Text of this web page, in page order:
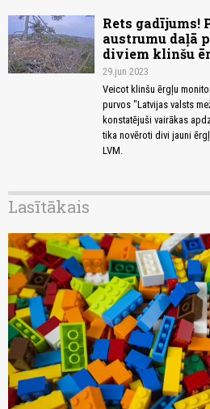
Rets gadījums!
austrumu daļā
diviem klinšu
29.jun 2023
Veicot klinšu ērgļu
purvos "Latvijas valsts
konstatējuši vairākas
tika novēroti divi jauni
LVM.
Lasītākais